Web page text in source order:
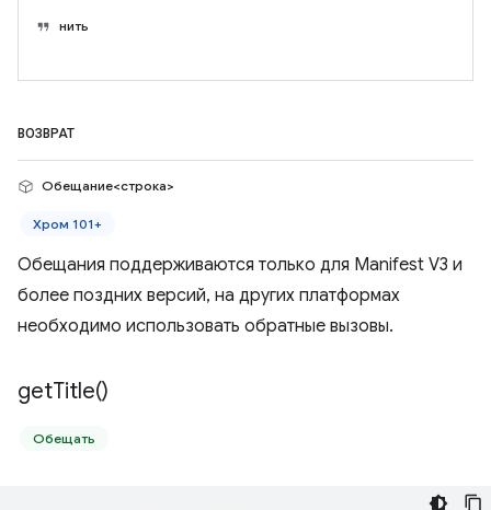
нить
ВОЗВРАТ
Обещание<строка>
Хром 101+
Обещания поддерживаются только для Manifest V3 и
более поздних версий, на других платформах
необходимо использовать обратные вызовы.
getTitle()
Обещать